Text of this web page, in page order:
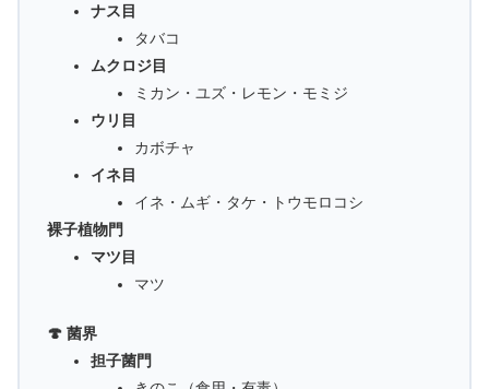
ナス目
タバコ
ムクロジ目
ミカン・ユズ・レモン・モミジ
ウリ目
カボチャ
イネ目
イネ・ムギ・タケ・トウモロコシ
裸子植物門
マツ目
マツ
🍄 菌界
担子菌門